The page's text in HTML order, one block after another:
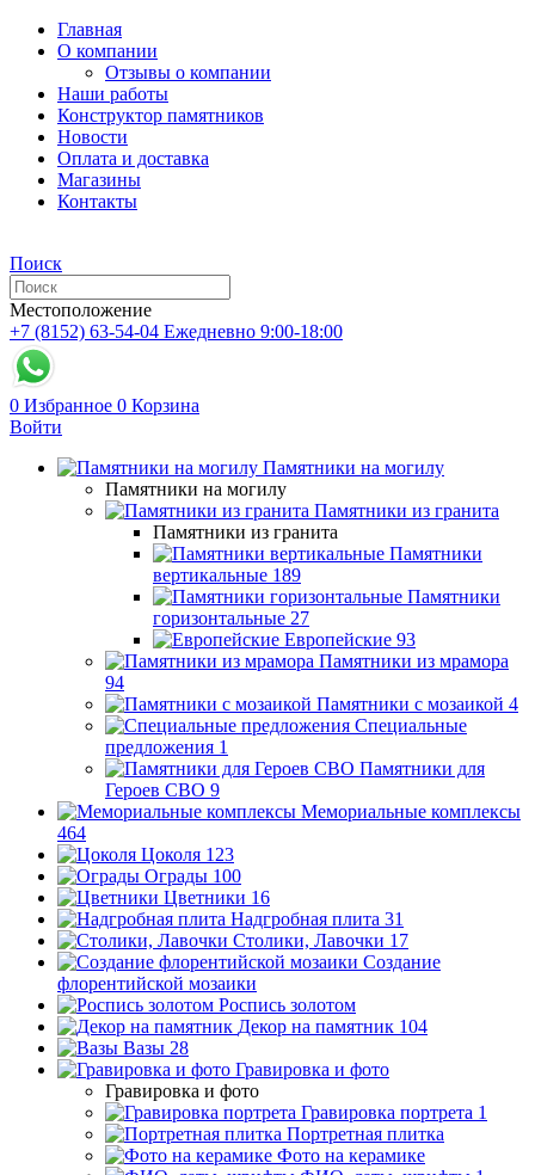
Главная
О компании
Отзывы о компании
Наши работы
Конструктор памятников
Новости
Оплата и доставка
Магазины
Контакты
Поиск
Местоположение
+7 (8152) 63-54-04 Ежедневно 9:00-18:00
0 Избранное 0 Корзина
Войти
Памятники на могилу
Памятники на могилу
Памятники из гранита
Памятники из гранита
Памятники
вертикальные 189
Памятники
горизонтальные 27
Европейские 93
Памятники из мрамора
94
Памятники с мозаикой 4
Специальные
предложения 1
Памятники для
Героев СВО 9
Мемориальные комплексы
464
Цоколя 123
Ограды 100
Цветники 16
Надгробная плита 31
Столики, Лавочки 17
Создание
флорентийской мозаики
Роспись золотом
Декор на памятник 104
Вазы 28
Гравировка и фото
Гравировка и фото
Гравировка портрета 1
Портретная плитка
Фото на керамике